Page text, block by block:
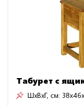
Табурет с
ШxВxГ, см: